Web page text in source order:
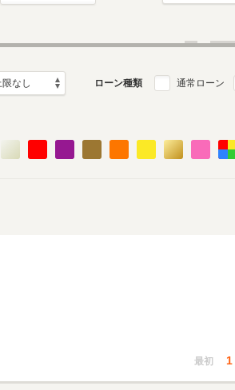
ローン種類 通常ローン
最初 1